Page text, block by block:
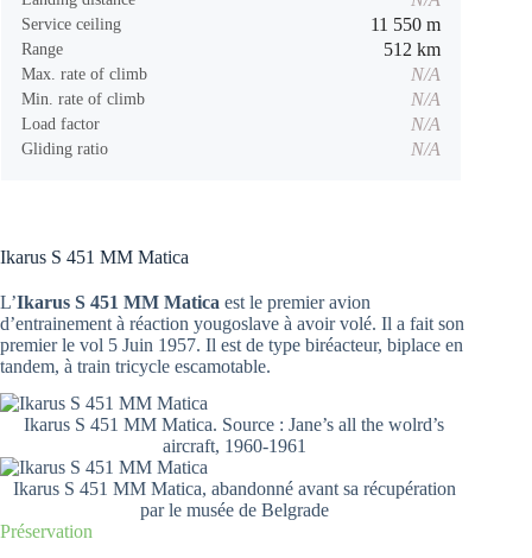
Ikarus S 451 MM Matica
L’Ikarus S 451 MM Matica est le premier avion
d’entrainement à réaction yougoslave à avoir volé. Il a fait son
premier le vol 5 Juin 1957. Il est de type biréacteur, biplace en
tandem, à train tricycle escamotable.
Ikarus S 451 MM Matica. Source : Jane’s all the wolrd’s
aircraft, 1960-1961
Ikarus S 451 MM Matica, abandonné avant sa récupération
par le musée de Belgrade
Préservation
Service ceiling 11 550 m
Range 512 km
Max. rate of climb N/A
Min. rate of climb N/A
Load factor N/A
Gliding ratio N/A